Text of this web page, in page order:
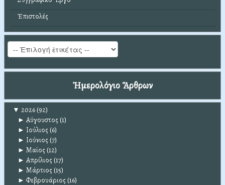
Ἐπιστολές
Ἡμερολόγιο Ἄρθρων
▼ 2026(92)
► Αύγουστος (1)
► Ιούλιος (6)
► Ιούνιος (7)
► Μαϊος (12)
► Απρίλιος (17)
► Μάρτιος (15)
► Φεβρουάριος (16)